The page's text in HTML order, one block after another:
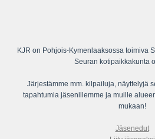
KJR on Pohjois-Kymenlaaksossa toimiva
Seuran kotipaikkakunta
Järjestämme mm. kilpailuja, näyttelyjä
tapahtumia jäsenillemme ja muille
mukaan!
Jäsenedut